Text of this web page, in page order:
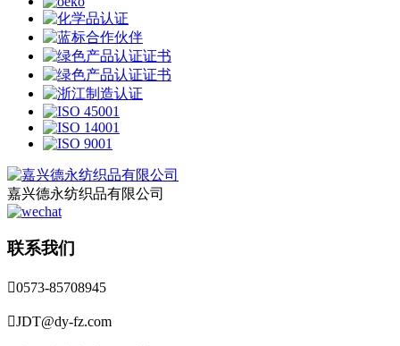
嘉兴德永纺织品有限公司
联系我们
0573-85708945
JDT@dy-fz.com